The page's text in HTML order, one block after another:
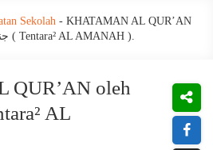
Sekolah- KHATAMAN AL QUR’AN
oleh جنود الآمانة ( Tentara² AL AMANAH ).
QUR’AN oleh